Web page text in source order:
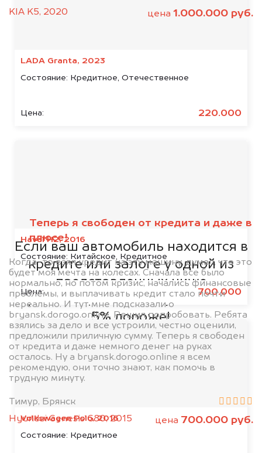
LADA Granta, 2023
Состояние: Кредитное, Отечественное
Цена: 220.000
Haval H2, 2016
Состояние: Китайское, Кредитное
Цена: 700.000
Volkswagen Polo, 2016
Состояние: Кредитное
KIA K5, 2020
цена 1.000.000 руб.
Теперь я свободен от кредита и даже в
плюсе!
Когда-то взял кредит на эту машину, думал, что это
будет моя мечта на колесах. Сначала все было
нормально, но потом кризис, начались финансовые
проблемы, и выплачивать кредит стало почти
нереально. И тут мне подсказали о
bryansk.dorogo.online. Решил попробовать. Ребята
взялись за дело и все устроили, честно оценили,
предложили приличную сумму. Теперь я свободен
от кредита и даже немного денег на руках
осталось. Ну а bryansk.dorogo.online я всем
рекомендую, они точно знают, как помочь в
трудную минуту.
Тимур, Брянск
Hyundai Genesis G80, 2015
цена 700.000 руб.
банками
Если ваш автомобиль находится в
кредите или залоге у одной из
представленных ниже
организаций, то мы купим его на
5% дороже!